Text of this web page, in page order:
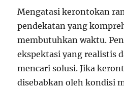
Mengatasi kerontokan
pendekatan yang
membutuhkan waktu.
ekspektasi yang realistis
mencari solusi. Jika
disebabkan oleh kondisi